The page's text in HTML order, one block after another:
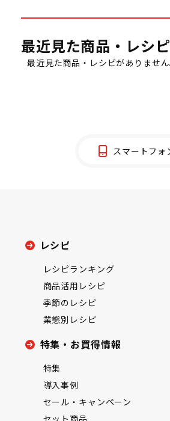
最近見た商品・レシピ
最近見た商品・レシピがありません
スマートフォ
レシピ
レシピランキング
商品活用レシピ
季節のレシピ
業態別レシピ
特集・お買得情報
特集
導入事例
セール・キャンペーン
セット商品